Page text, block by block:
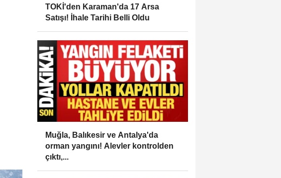
TOKİ'den Karaman'da 17 Arsa
Satışı! İhale Tarihi Belli Oldu
Muğla, Balıkesir ve Antalya'da
orman yangını! Alevler kontrolden
çıktı,...